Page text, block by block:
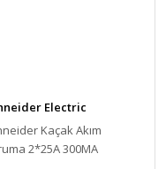
Electric
Kaçak Akım
2*25A 300MA